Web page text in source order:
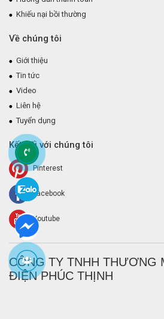
Khiếu nại bồi thường
Về chúng tôi
Giới thiệu
Tin tức
Video
Liên hệ
Tuyển dụng
Kết nối với chúng tôi
Pinterest
Facebook
Youtube
CÔNG TY TNHH THƯƠNG
ĐIỆN PHÚC THỊNH